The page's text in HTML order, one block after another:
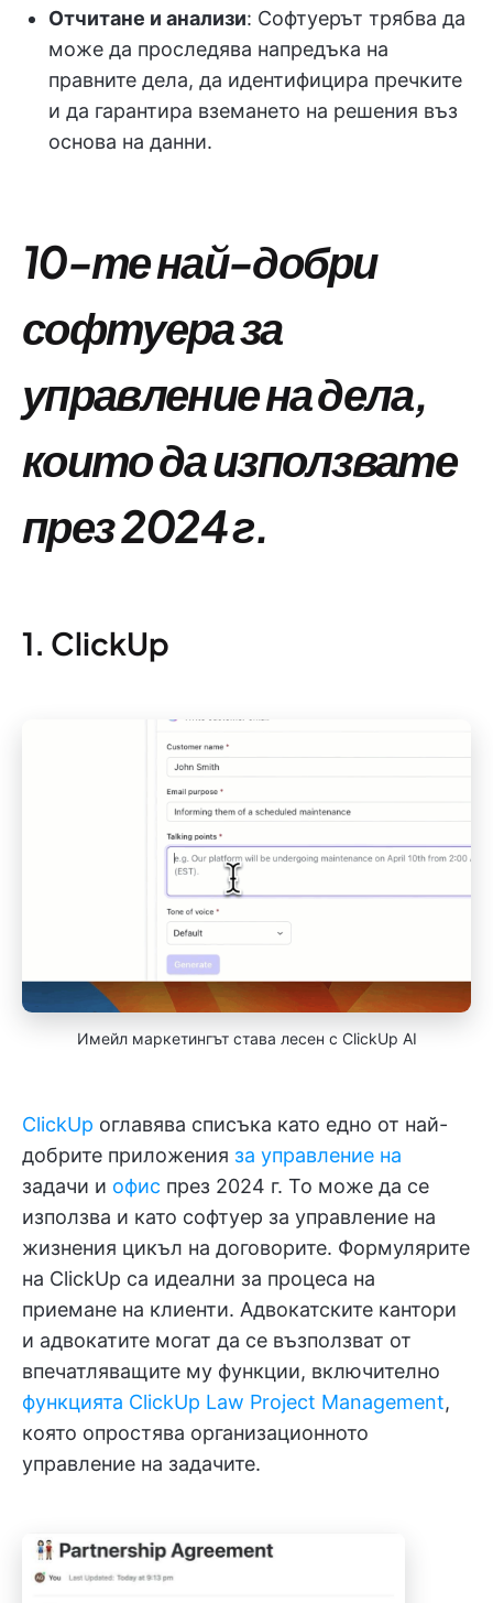
Отчитане и анализи: Софтуерът трябва да
може да проследява напредъка на
правните дела, да идентифицира пречките
и да гарантира вземането на решения въз
основа на данни.
10-те най-добри
софтуера за
управление на дела,
които да използвате
през 2024 г.
1. ClickUp
Имейл маркетингът става лесен с ClickUp AI
ClickUp оглавява списъка като едно от най-
добрите приложения за управление на
задачи и офис през 2024 г. То може да се
използва и като софтуер за управление на
жизнения цикъл на договорите. Формулярите
на ClickUp са идеални за процеса на
приемане на клиенти. Адвокатските кантори
и адвокатите могат да се възползват от
впечатляващите му функции, включително
функцията ClickUp Law Project Management,
която опростява организационното
управление на задачите.